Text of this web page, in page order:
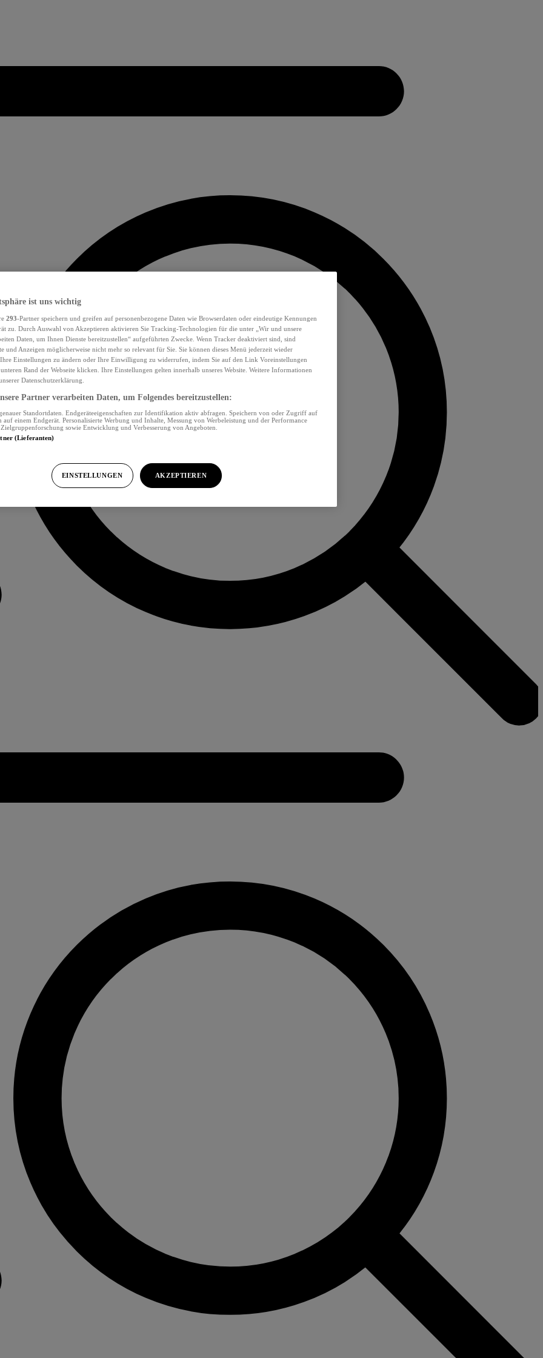
ist uns wichtig
293-Partner speichern und greifen auf personenbezogene Daten wie Browserdaten oder eindeutige Kennungen
zu. Durch Auswahl von Akzeptieren aktivieren Sie Tracking-Technologien für die unter „Wir und unsere
Daten, um Ihnen Dienste bereitzustellen“ aufgeführten Zwecke. Wenn Tracker deaktiviert sind, sind
und Anzeigen möglicherweise nicht mehr so relevant für Sie. Sie können dieses Menü jederzeit wieder
Einstellungen zu ändern oder Ihre Einwilligung zu widerrufen, indem Sie auf den Link Voreinstellungen
Rand der Webseite klicken. Ihre Einstellungen gelten innerhalb unseres Website. Weitere Informationen
Datenschutzerklärung.
Partner verarbeiten Daten, um Folgendes bereitzustellen:
Standortdaten. Endgeräteeigenschaften zur Identifikation aktiv abfragen. Speichern von oder Zugriff auf
einem Endgerät. Personalisierte Werbung und Inhalte, Messung von Werbeleistung und der Performance
sowie Entwicklung und Verbesserung von Angeboten.
(Lieferanten)
EINSTELLUNGEN AKZEPTIEREN